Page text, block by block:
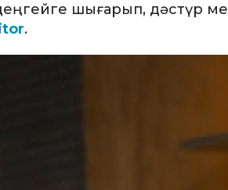
шығарып, дәстүр
.